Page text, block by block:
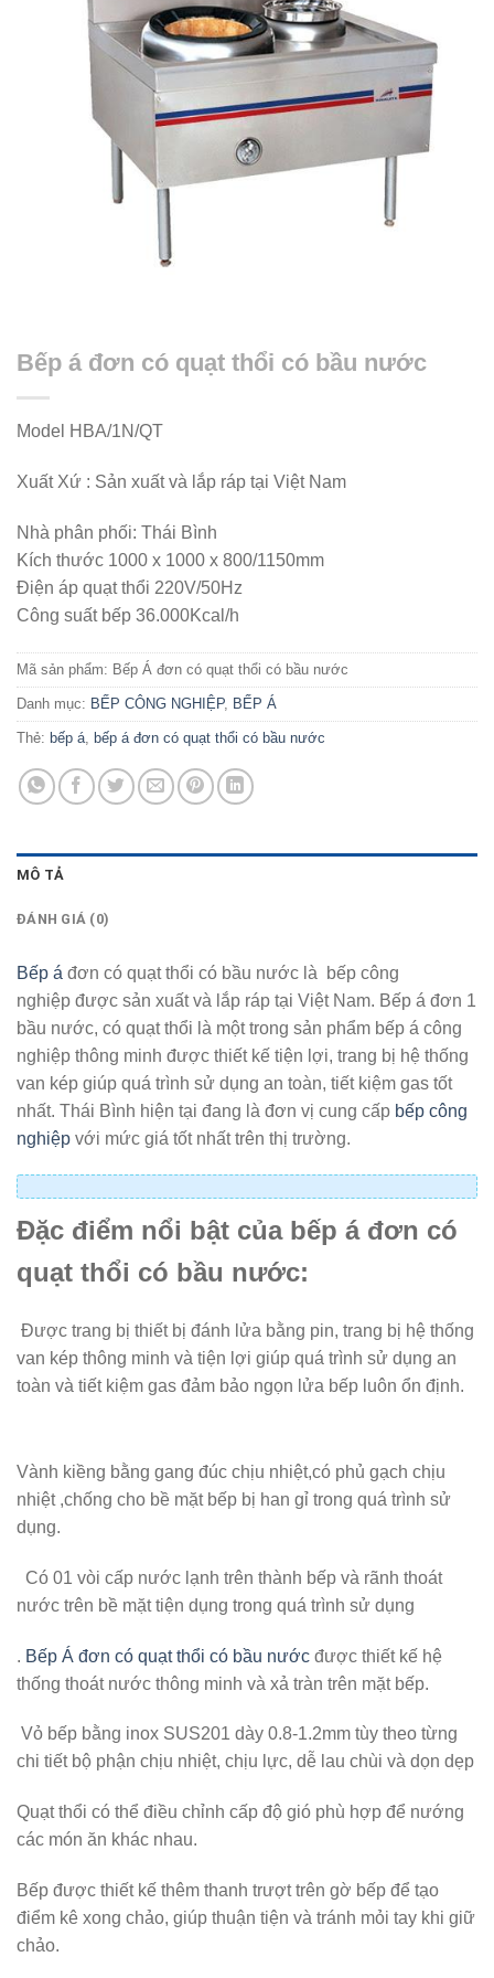
Bếp á đơn có quạt thổi có bầu nước
Model HBA/1N/QT
Xuất Xứ : Sản xuất và lắp ráp tại Việt Nam
Nhà phân phối: Thái Bình
Kích thước 1000 x 1000 x 800/1150mm
Điện áp quạt thổi 220V/50Hz
Công suất bếp 36.000Kcal/h
Mã sản phẩm: Bếp Á đơn có quạt thổi có bầu nước
Danh mục: BẾP CÔNG NGHIỆP, BẾP Á
Thẻ: bếp á bếp á đơn có quạt thổi có bầu nước
MÔ TẢ
ĐÁNH GIÁ (0)
Bếp á đơn có quạt thổi có bầu nước là bếp công
nghiệp được sản xuất và lắp ráp tại Việt Nam. Bếp á đơn 1
bầu nước, có quạt thổi là một trong sản phẩm bếp á công
nghiệp thông minh được thiết kế tiện lợi, trang bị hệ thống
van kép giúp quá trình sử dụng an toàn, tiết kiệm gas tốt
nhất. Thái Bình hiện tại đang là đơn vị cung cấp bếp công
nghiệp với mức giá tốt nhất trên thị trường.
Đặc điểm nổi bật của bếp á đơn có
quạt thổi có bầu nước:
Được trang bị thiết bị đánh lửa bằng pin, trang bị hệ thống
van kép thông minh và tiện lợi giúp quá trình sử dụng an
toàn và tiết kiệm gas đảm bảo ngọn lửa bếp luôn ổn định.
Vành kiềng bằng gang đúc chịu nhiệt,có phủ gạch chịu
nhiệt ,chống cho bề mặt bếp bị han gỉ trong quá trình sử
dụng.
Có 01 vòi cấp nước lạnh trên thành bếp và rãnh thoát
nước trên bề mặt tiện dụng trong quá trình sử dụng
. Bếp Á đơn có quạt thổi có bầu nước được thiết kế hệ
thống thoát nước thông minh và xả tràn trên mặt bếp.
Vỏ bếp bằng inox SUS201 dày 0.8-1.2mm tùy theo từng
chi tiết bộ phận chịu nhiệt, chịu lực, dễ lau chùi và dọn dẹp
Quạt thổi có thể điều chỉnh cấp độ gió phù hợp để nướng
các món ăn khác nhau.
Bếp được thiết kế thêm thanh trượt trên gờ bếp để tạo
điểm kê xong chảo, giúp thuận tiện và tránh mỏi tay khi giữ
chảo.